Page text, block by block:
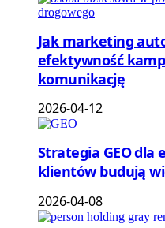
Jak marketing
efektywność
komunikację
2026-04-12
Strategia GEO dla
klientów budują
2026-04-08